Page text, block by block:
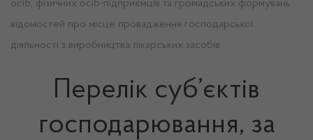
осіб, фізичних осіб-підприємців та громадських формувань
відомостей про місце провадження господарської
діяльності з виробництва лікарських засобів
Перелік суб’єктів
господарювання, за